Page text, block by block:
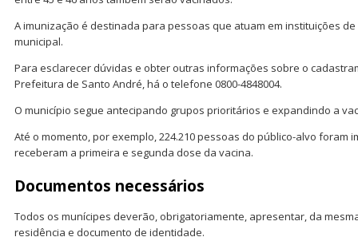
A imunização é destinada para pessoas que atuam em instituições
municipal.
Para esclarecer dúvidas e obter outras informações sobre o
Prefeitura de Santo André, há o telefone 0800-4848004.
O município segue antecipando grupos prioritários e expandindo a
Até o momento, por exemplo, 224.210 pessoas do público-alvo foram
receberam a primeira e segunda dose da vacina.
Documentos necessários
Todos os munícipes deverão, obrigatoriamente, apresentar, da
residência e documento de identidade.